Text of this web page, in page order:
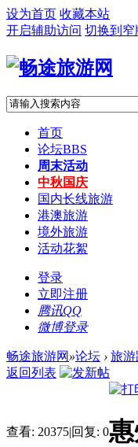
设为首页 收藏本站
开启辅助访问 切换到窄
首页
论坛BBS
周末活动
中秋国庆
国内长线旅游
港澳旅游
境外旅游
活动花絮
登录
立即注册
腾讯QQ
微博登录
畅途旅游网 »论坛 › 旅
返回列表
查看: 20375|回复: 0